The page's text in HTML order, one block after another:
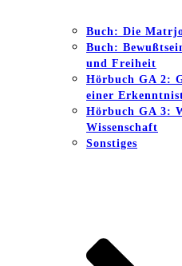
Buch: Die
Buch:
und Freiheit
Hörbuch GA 2:
einer
Hörbuch GA 3:
Wissenschaft
Sonstiges